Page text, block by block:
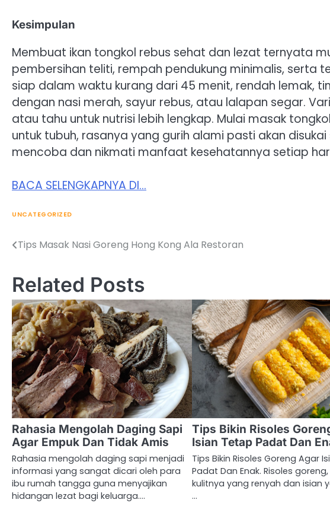
Kesimpulan
Membuat ikan tongkol rebus sehat dan lezat ternyata
pembersihan teliti, rempah pendukung minimalis, serta
siap dalam waktu kurang dari 45 menit, rendah lemak,
dengan nasi merah, sayur rebus, atau lalapan segar.
atau tahu untuk nutrisi lebih lengkap. Mulai masak
untuk tubuh, rasanya yang gurih alami pasti akan
mencoba dan nikmati manfaat kesehatannya setiap
BACA SELENGKAPNYA DI…
UNCATEGORIZED
Post
Tips Masak Nasi Goreng Hong Kong Ala Restoran
Related Posts
Rahasia Mengolah Daging Sapi
Agar Empuk Dan Tidak Amis
Rahasia mengolah daging sapi menjadi
informasi yang sangat dicari oleh para
ibu rumah tangga guna menyajikan
hidangan lezat bagi keluarga.…
Tips Bikin Risoles
Isian Tetap Padat Dan
Tips Bikin Risoles Goreng Agar
Padat Dan Enak. Risoles
kulitnya yang renyah dan isian
…